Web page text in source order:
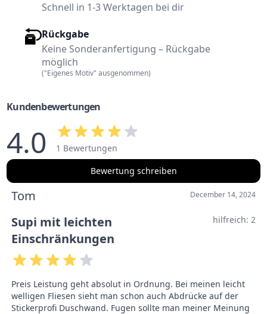
Schnell in 1-3 Werktagen bei dir
Rückgabe
Keine Sonderanfertigung – Rückgabe
möglich
("Eigenes Motiv" ausgenommen)
Kundenbewertungen
4.0
1 Bewertungen
Bewertung schreiben
Tom December 14, 2024
Supi mit leichten
Einschränkungen
hilfreich: 2
Preis Leistung geht absolut in Ordnung. Bei meinen leicht
welligen Fliesen sieht man schon auch Abdrücke auf der
Stickerprofi Duschwand. Fugen sollte man meiner Meinung